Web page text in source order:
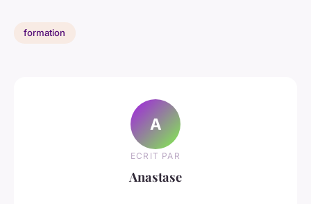
formation
A
ECRIT PAR
Anastase